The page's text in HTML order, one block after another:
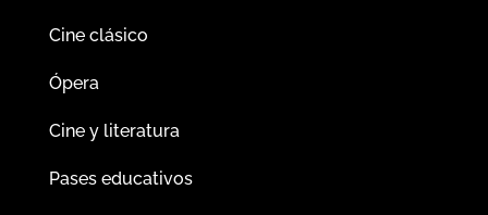
Cine clásico
Ópera
Cine y literatura
Pases educativos